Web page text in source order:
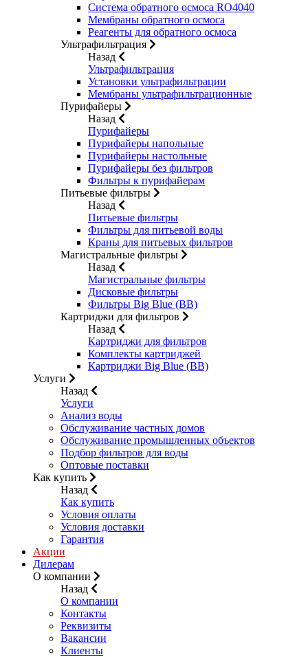
Система обратного осмоса RO4040
Мембраны обратного осмоса
Реагенты для обратного осмоса
Ультрафильтрация
Назад
Ультрафильтрация
Установки ультрафильтрации
Мембраны ультрафильтрационные
Пурифайеры
Назад
Пурифайеры
Пурифайеры напольные
Пурифайеры настольные
Пурифайеры без фильтров
Фильтры к пурифайерам
Питьевые фильтры
Назад
Питьевые фильтры
Фильтры для питьевой воды
Краны для питьевых фильтров
Магистральные фильтры
Назад
Магистральные фильтры
Дисковые фильтры
Фильтры Big Blue (BB)
Картриджи для фильтров
Назад
Картриджи для фильтров
Комплекты картриджей
Картриджи Big Blue (BB)
Услуги
Назад
Услуги
Анализ воды
Обслуживание частных домов
Обслуживание промышленных объектов
Подбор фильтров для воды
Оптовые поставки
Как купить
Назад
Как купить
Условия оплаты
Условия доставки
Гарантия
Акции
Дилерам
О компании
Назад
О компании
Контакты
Реквизиты
Вакансии
Клиенты